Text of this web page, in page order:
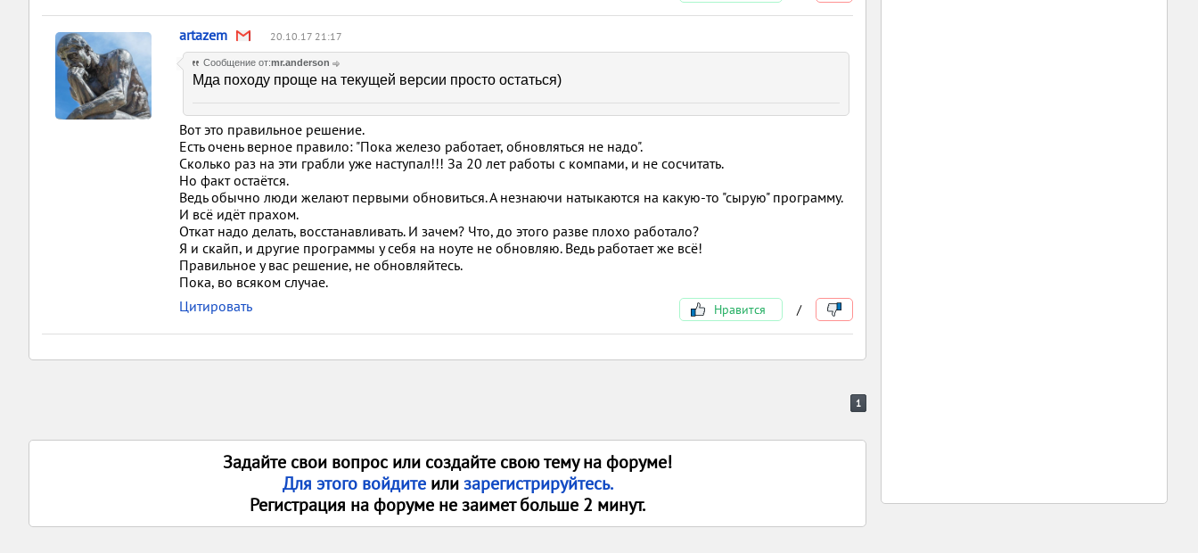
artazem 20.10.17 21:17
Сообщение от:mr.anderson
Мда походу проще на текущей версии просто остаться)
Вот это правильное решение.
Есть очень верное правило: "Пока железо работает, обновляться не надо".
Сколько раз на эти грабли уже наступал!!! За 20 лет работы с компами, и не сосчитать.
Но факт остаётся.
Ведь обычно люди желают первыми обновиться. А незнаючи натыкаются на какую-то "сырую" программу.
И всё идёт прахом.
Откат надо делать, восстанавливать. И зачем? Что, до этого разве плохо работало?
Я и скайп, и другие программы у себя на ноуте не обновляю. Ведь работает же всё!
Правильное у вас решение, не обновляйтесь.
Пока, во всяком случае.
Цитировать
Нравится /
1
Задайте свои вопрос или создайте свою тему на форуме!
Для этого войдите илизарегистрируйтесь.
Регистрация на форуме не заимет больше 2 минут.